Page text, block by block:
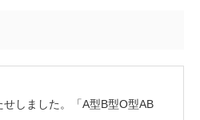
せしました。「A型B型O型AB